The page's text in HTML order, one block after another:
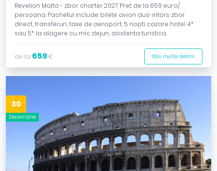
Revelion Malta - zbor charter 2027. Pret: de la 659 euro/
persoana. Pachetul include: bilete avion dus-intors zbor
direct, transferuri, taxe de aeroport, 5 nopti cazare hotel 4*
sau 5* la alagere cu mic dejun, asistenta turistica.
de la: 659€ Mai multe detalii
30
Decembrie